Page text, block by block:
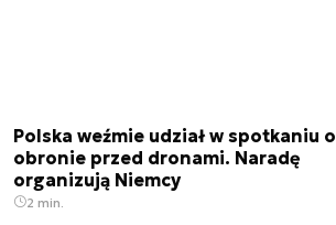
Polska weźmie udział w spotkaniu o
obronie przed dronami. Naradę
organizują Niemcy
2 min.